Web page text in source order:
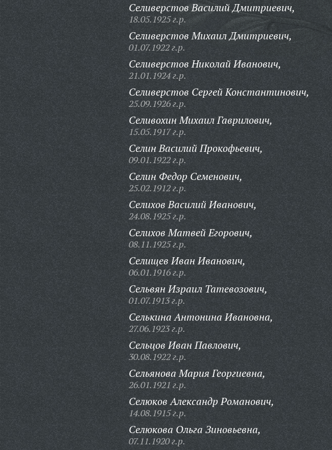
Селиверстов Василий Дмитриевич,
18.05.1925 г.р.
Селиверстов Михаил Дмитриевич,
01.07.1922 г.р.
Селиверстов Николай Иванович,
21.01.1924 г.р.
Селиверстов Сергей Константинович,
25.09.1926 г.р.
Селивохин Михаил Гаврилович,
15.05.1917 г.р.
Селин Василий Прокофьевич,
09.01.1922 г.р.
Селин Федор Семенович,
25.02.1912 г.р.
Селихов Василий Иванович,
24.08.1925 г.р.
Селихов Матвей Егорович,
08.11.1925 г.р.
Селищев Иван Иванович,
06.01.1916 г.р.
Сельвян Израил Татевозович,
01.07.1913 г.р.
Селькина Антонина Ивановна,
27.06.1923 г.р.
Сельцов Иван Павлович,
30.08.1922 г.р.
Сельянова Мария Георгиевна,
26.01.1921 г.р.
Селюков Александр Романович,
14.08.1915 г.р.
Селюкова Ольга Зиновьевна,
07.11.1920 г.р.